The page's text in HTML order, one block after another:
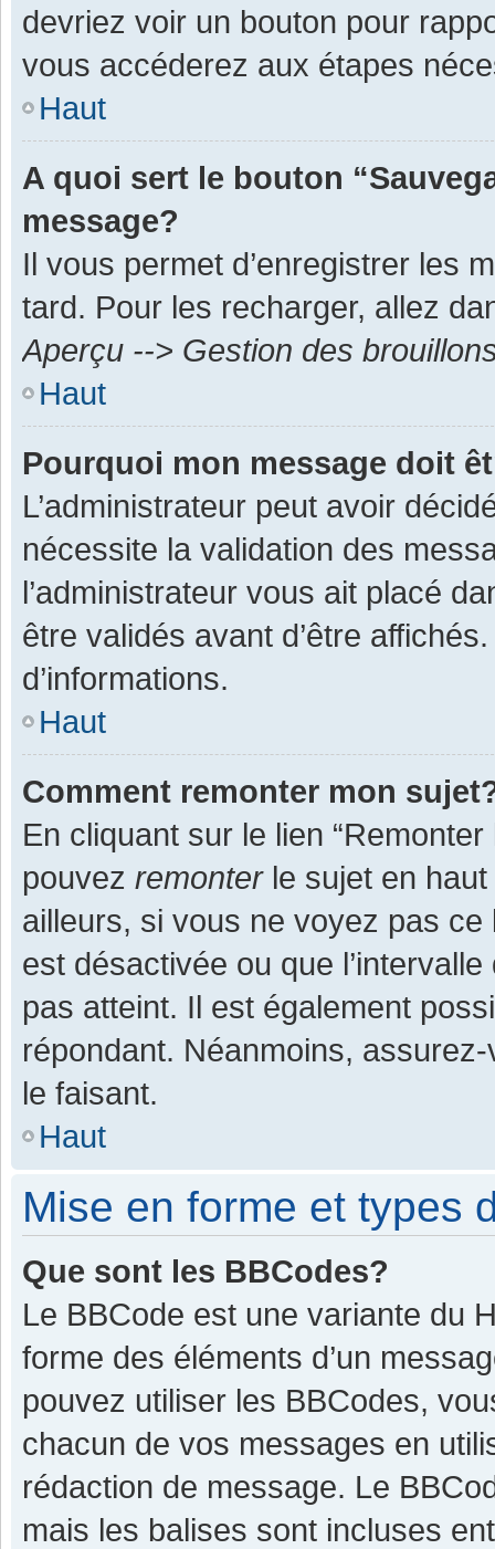
devriez voir un bouton pour
vous accéderez aux étapes
Haut
A quoi sert le bouton
message?
Il vous permet d’enregistrer les
tard. Pour les recharger, allez
Aperçu --> Gestion des
Haut
Pourquoi mon message doit
L’administrateur peut avoir
nécessite la validation des
l’administrateur vous ait placé
être validés avant d’être
d’informations.
Haut
Comment remonter mon
En cliquant sur le lien
pouvez remonterle sujet en haut
ailleurs, si vous ne voyez pas
est désactivée ou que
pas atteint. Il est également
répondant. Néanmoins,
le faisant.
Haut
Mise en forme et types
Que sont les BBCodes?
Le BBCode est une variante du
forme des éléments d’un
pouvez utiliser les BBCodes,
chacun de vos messages en
rédaction de message. Le
mais les balises sont incluses